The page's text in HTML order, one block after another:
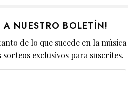
A NUESTRO BOLETÍN!
de lo que sucede en la música
exclusivos para suscrites.